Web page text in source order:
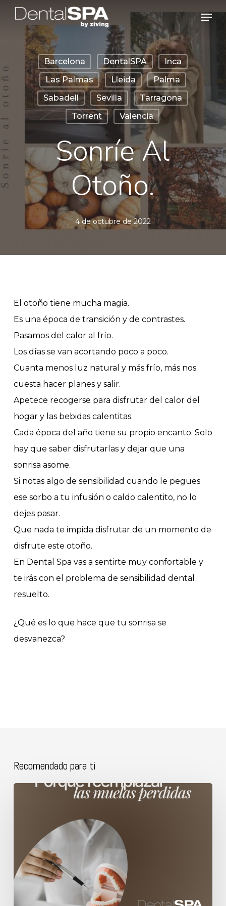
Skip
content
Menu
Barcelona DentalSPA
Inca
Las Palmas
Lleida
Palma
Sabadell
Sevilla
Tarragona
Torrent
Valencia
Sonríe Al
Otoño.
4 de octubre de 2022
El otoño tiene mucha magia.
Es una época de transición y de contrastes.
Pasamos del calor al frío.
Los días se van acortando poco a poco.
Cuanta menos luz natural y más frío, más nos
cuesta hacer planes y salir.
Apetece recogerse para disfrutar del calor del
hogar y las bebidas calentitas.
Cada época del año tiene su propio encanto. Solo
hay que saber disfrutarlas y dejar que una
sonrisa asome.
Si notas algo de sensibilidad cuando le pegues
ese sorbo a tu infusión o caldo calentito, no lo
dejes pasar.
Que nada te impida disfrutar de un momento de
disfrute este otoño.
En Dental Spa vas a sentirte muy confortable y
te irás con el problema de sensibilidad dental
resuelto.
¿Qué es lo que hace que tu sonrisa se
desvanezca?
Recomendado para ti
Porque
muelas
perdidas.